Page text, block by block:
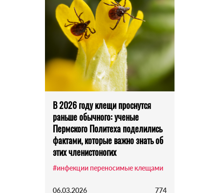
В 2026 году клещи проснутся
раньше обычного: ученые
Пермского Политеха поделились
фактами, которые важно знать об
этих членистоногих
#инфекции переносимые клещами
06.03.2026 774